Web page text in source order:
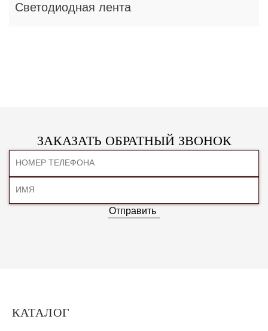
Светодиодная лента
ЗАКАЗАТЬ ОБРАТНЫЙ ЗВОНОК
Отправить
КАТАЛОГ